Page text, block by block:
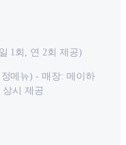
1회, 연 2회 제공)
메뉴) - 매장: 메이하
시 제공